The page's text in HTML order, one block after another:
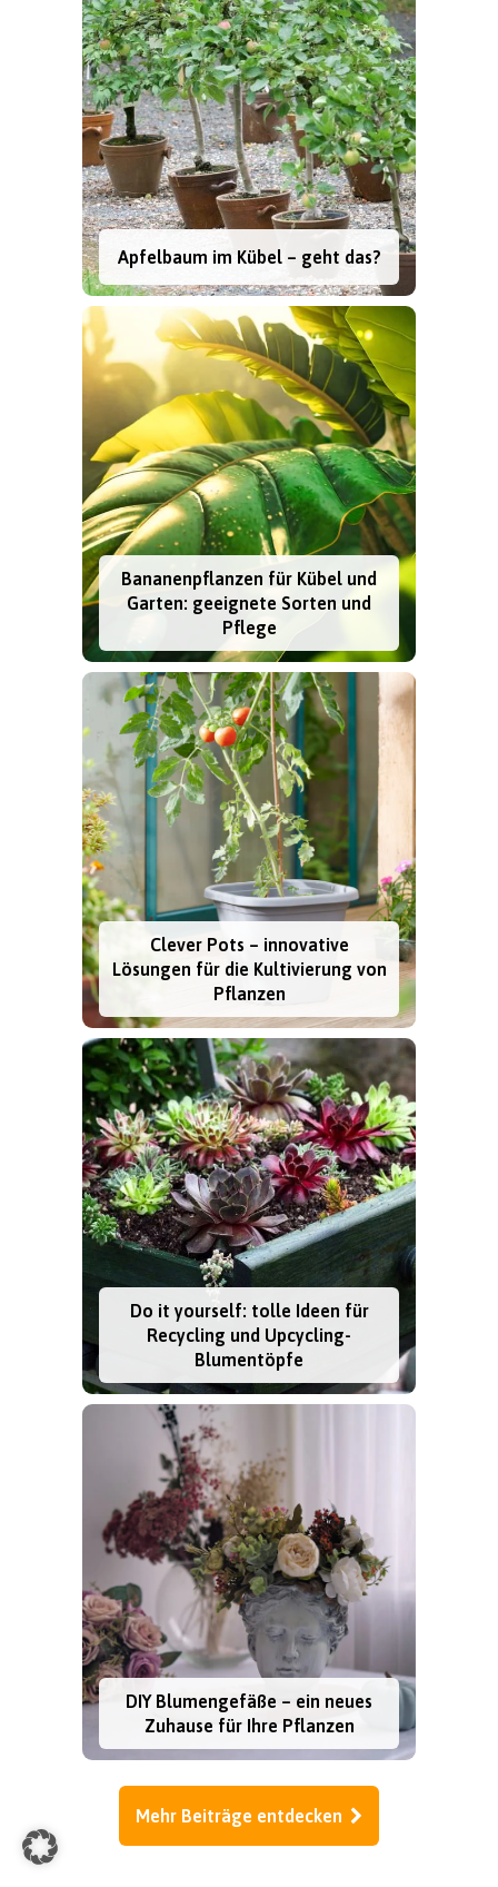
Apfelbaum im Kübel – geht das?
Bananenpflanzen für Kübel und
Garten: geeignete Sorten und
Pflege
Clever Pots – innovative
Lösungen für die Kultivierung von
Pflanzen
Do it yourself: tolle Ideen für
Recycling und Upcycling-
Blumentöpfe
DIY Blumengefäße – ein neues
Zuhause für Ihre Pflanzen
Mehr Beiträge entdecken